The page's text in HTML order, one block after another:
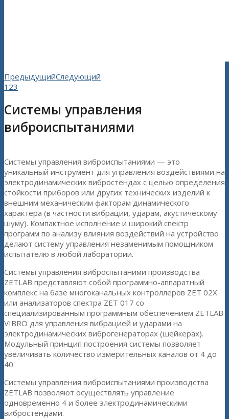
ПредыдущийСледующий
1 23
Системы управления
виброиспытаниями
Системы управления виброиспытаниями — это
уникальный инструмент для управления воздействиями на
электродинамических вибростендах с целью определения
стойкости приборов или других технических изделий к
внешним механическим факторам динамического
характера (в частности вибрации, ударам, акустическому
шуму). Компактное исполнение и широкий спектр
программ по анализу влияния воздействий на устройство
делают систему управления незаменимым помощником
испытателю в любой лаборатории.
Системы управления виброспытаними производства
ZETLAB представляют собой программно-аппаратный
комплекс на базе многоканальных контроллеров ZET 02X
или анализаторов спектра ZET 017 со
специализированным программным обеспечением ZETLAB
VIBRO для управления вибрацией и ударами на
электродинамических виброгенераторах (шейкерах).
Модульный принцип построения системы позволяет
увеличивать количество измерительных каналов от 4 до
40.
Системы управления виброиспытаниями производства
ZETLAB позволяют осуществлять управление
одновременно 4 и более электродинамическими
вибростендами.